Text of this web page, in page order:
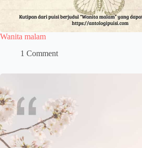
Wanita malam
1 Comment